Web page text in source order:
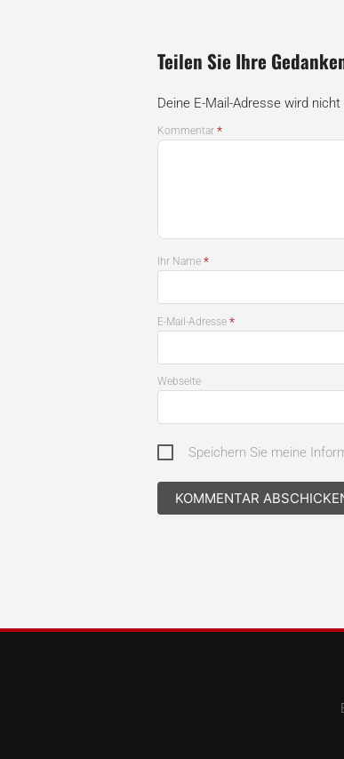
Teilen Sie Ihre
Deine E-Mail-Adresse wird
Kommentar*
Ihr Name*
E-Mail-Adresse*
Webseite
Speichern Sie meine